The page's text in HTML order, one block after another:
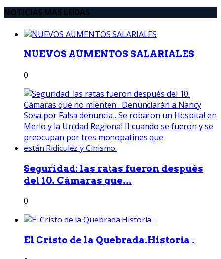
NOTICIAS MAS LEÍDAS
NUEVOS AUMENTOS SALARIALES
0
Seguridad: las ratas fueron después
del 10. Cámaras que...
0
El Cristo de la Quebrada.Historia .